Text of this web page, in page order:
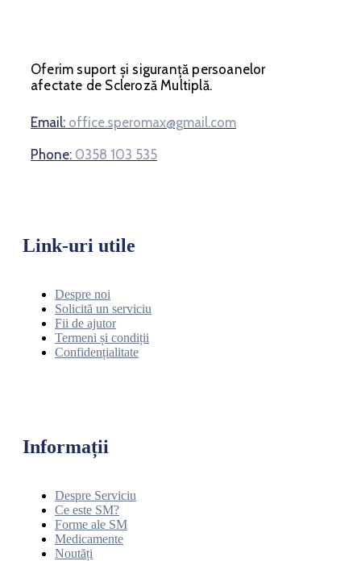
Oferim suport și siguranță persoanelor
afectate de Scleroză Multiplă.
Email: office.speromax@gmail.com
Phone: 0358 103 535
Link-uri utile
Despre noi
Solicită un serviciu
Fii de ajutor
Termeni și condiții
Confidențialitate
Informații
Despre Serviciu
Ce este SM?
Forme ale SM
Medicamente
Noutăți